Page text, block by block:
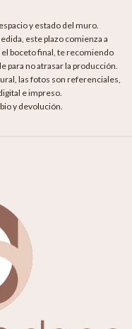
y estado del muro.
este plazo comienza a
boceto final, te recomiendo
para no atrasar la producción.
las fotos son referenciales,
e impreso.
y devolución.